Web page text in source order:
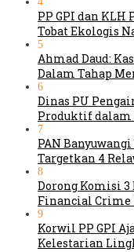
PP GPI dan
Tobat Ekologis
5
Ahmad Daud:
Dalam Tahap
6
Dinas PU
Produktif dalam
7
PAN
Targetkan 4
8
Dorong Komisi 3
Financial Crime
9
Korwil PP GPI
Kelestarian